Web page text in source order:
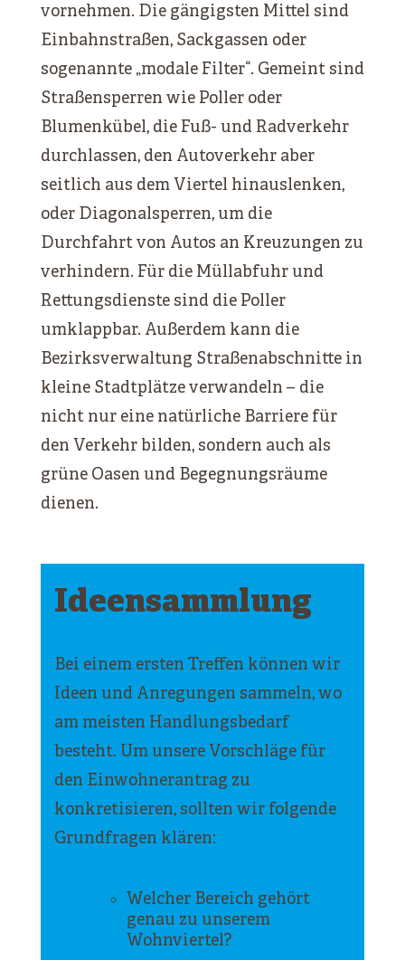
vornehmen. Die gängigsten Mittel sind
Einbahnstraßen, Sackgassen oder
sogenannte „modale Filter“. Gemeint sind
Straßensperren wie Poller oder
Blumenkübel, die Fuß- und Radverkehr
durchlassen, den Autoverkehr aber
seitlich aus dem Viertel hinauslenken,
oder Diagonalsperren, um die
Durchfahrt von Autos an Kreuzungen zu
verhindern. Für die Müllabfuhr und
Rettungsdienste sind die Poller
umklappbar. Außerdem kann die
Bezirksverwaltung Straßenabschnitte in
kleine Stadtplätze verwandeln – die
nicht nur eine natürliche Barriere für
den Verkehr bilden, sondern auch als
grüne Oasen und Begegnungsräume
dienen.
Ideensammlung
Bei einem ersten Treffen können wir
Ideen und Anregungen sammeln, wo
am meisten Handlungsbedarf
besteht. Um unsere Vorschläge für
den Einwohnerantrag zu
konkretisieren, sollten wir folgende
Grundfragen klären:
Welcher Bereich gehört
genau zu unserem
Wohnviertel?